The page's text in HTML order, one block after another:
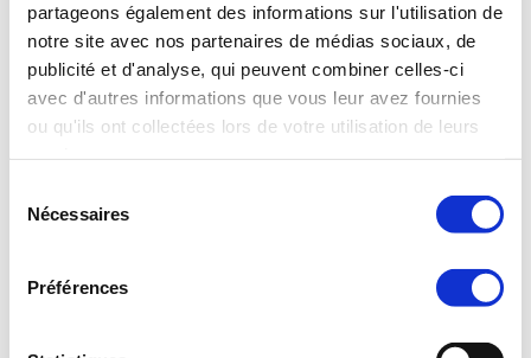
partageons également des informations sur l'utilisation de
notre site avec nos partenaires de médias sociaux, de
publicité et d'analyse, qui peuvent combiner celles-ci
avec d'autres informations que vous leur avez fournies
ou qu'ils ont collectées lors de votre utilisation de leurs
Nécessaires
Préférences
Parmentier de canard,
échalions confits, cœur de sucrine snackés, jus au porto
ou
Filet de sandre rôti au beurre,
asperges vertes croquantes, purée de carotte aux épices,
sauce miroir
Plat Végétarien :
*******